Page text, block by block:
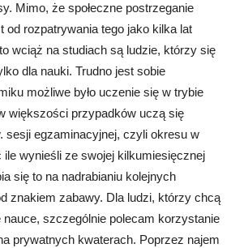
Mimo, że społeczne postrzeganie
od rozpatrywania tego jako kilka lat
wciąż na studiach są ludzie, którzy się
dla nauki. Trudno jest sobie
możliwe było uczenie się w trybie
większości przypadków uczą się
sesji egzaminacyjnej, czyli okresu w
wynieśli ze swojej kilkumiesięcznej
się to na nadrabianiu kolejnych
znakiem zabawy. Dla ludzi, którzy chcą
szczególnie polecam korzystanie
prywatnych kwaterach. Poprzez najem